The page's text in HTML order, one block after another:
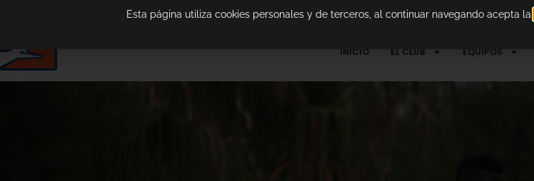
INICIO EL CLUB EQUIPOS
Esta página utiliza cookies personales y de terceros, al continuar navegando acepta la